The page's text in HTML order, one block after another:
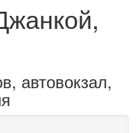
автовокзал,